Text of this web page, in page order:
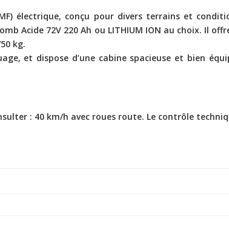
électrique, conçu pour divers terrains et
Acide 72V 220 Ah ou LITHIUM ION au choix. Il
kg.
et dispose d’une cabine spacieuse et bien
: 40 km/h avec roues route. Le contrôle